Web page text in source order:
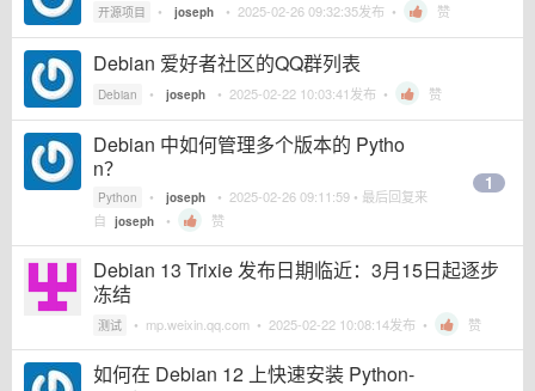
开源项目 • joseph • 2025-02-26 09:32:35发布 • 赞
Debian 爱好者社区的QQ群列表
Debian • joseph • 2025-02-22 10:03:41发布 • 赞
Debian 中如何管理多个版本的 Pytho
n？
Python • joseph • 2025-02-26 09:11:59 • 最后回复来
自 joseph • 赞
1
Debian 13 Trixie 发布日期临近：3月15日起逐步
冻结
测试 • mp.weixin.qq.com • 2025-02-22 10:08:14发布 • 赞
如何在 Debian 12 上快速安装 Python-